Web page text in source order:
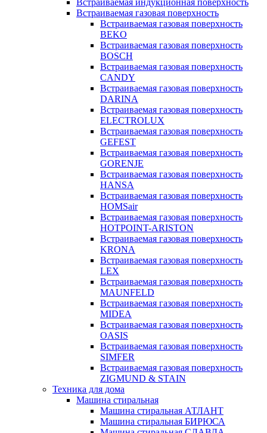
Встраиваемая индукционная поверхность
Встраиваемая газовая поверхность
Встраиваемая газовая поверхность
BEKO
Встраиваемая газовая поверхность
BOSCH
Встраиваемая газовая поверхность
CANDY
Встраиваемая газовая поверхность
DARINA
Встраиваемая газовая поверхность
ELECTROLUX
Встраиваемая газовая поверхность
GEFEST
Встраиваемая газовая поверхность
GORENJE
Встраиваемая газовая поверхность
HANSA
Встраиваемая газовая поверхность
HOMSair
Встраиваемая газовая поверхность
HOTPOINT-ARISTON
Встраиваемая газовая поверхность
KRONA
Встраиваемая газовая поверхность
LEX
Встраиваемая газовая поверхность
MAUNFELD
Встраиваемая газовая поверхность
MIDEA
Встраиваемая газовая поверхность
OASIS
Встраиваемая газовая поверхность
SIMFER
Встраиваемая газовая поверхность
ZIGMUND & STAIN
Техника для дома
Машина стиральная
Машина стиральная АТЛАНТ
Машина стиральная БИРЮСА